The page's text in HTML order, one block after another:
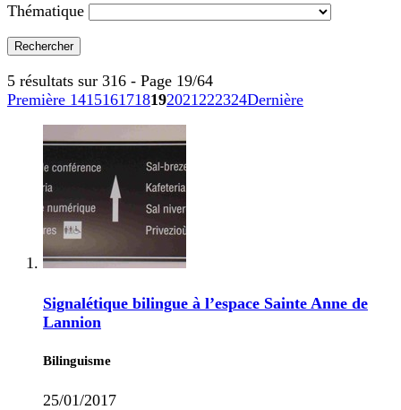
Thématique
5 résultats sur 316 - Page 19/64
Première 1415161718192021 222324Dernière
Signalétique bilingue à l’espace Sainte Anne de
Lannion
Bilinguisme
25/01/2017